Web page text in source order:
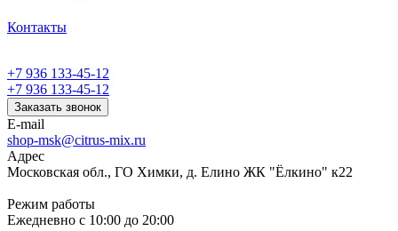
Контакты
+7 936 133-45-12
+7 936 133-45-12
Заказать звонок
E-mail
shop-msk@citrus-mix.ru
Адрес
Московская обл., ГО Химки, д. Елино ЖК "Ёлкино" к22
Режим работы
Ежедневно с 10:00 до 20:00